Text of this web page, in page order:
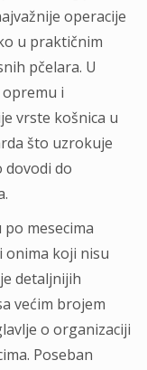
operacije
u praktičnim
pčelara. U
i
vrste košnica u
što uzrokuje
do
mesecima
onima koji nisu
detaljnijih
većim brojem
o organizaciji
Poseban